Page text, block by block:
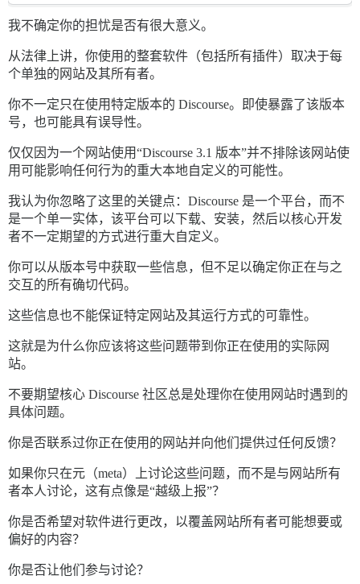
我不确定你的担忧是否有很大意义。
从法律上讲，你使用的整套软件（包括所有插件）取决于每
个单独的网站及其所有者。
你不一定只在使用特定版本的 Discourse。即使暴露了该版本
号，也可能具有误导性。
仅仅因为一个网站使用“Discourse 3.1 版本”并不排除该网站使
用可能影响任何行为的重大本地自定义的可能性。
我认为你忽略了这里的关键点：Discourse 是一个平台，而不
是一个单一实体，该平台可以下载、安装，然后以核心开发
者不一定期望的方式进行重大自定义。
你可以从版本号中获取一些信息，但不足以确定你正在与之
交互的所有确切代码。
这些信息也不能保证特定网站及其运行方式的可靠性。
这就是为什么你应该将这些问题带到你正在使用的实际网
站。
不要期望核心 Discourse 社区总是处理你在使用网站时遇到的
具体问题。
你是否联系过你正在使用的网站并向他们提供过任何反馈？
如果你只在元（meta）上讨论这些问题，而不是与网站所有
者本人讨论，这有点像是“越级上报”？
你是否希望对软件进行更改，以覆盖网站所有者可能想要或
偏好的内容？
你是否让他们参与讨论？